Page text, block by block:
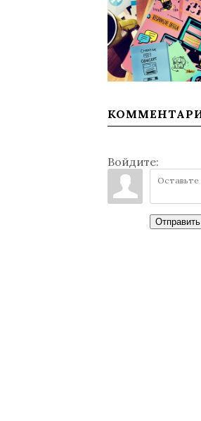
Войдите:
Отправить